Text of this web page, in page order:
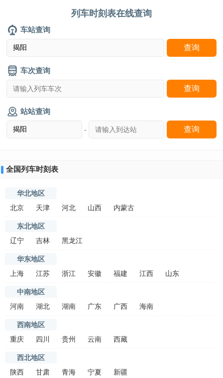
列车时刻表在线查询
车站查询
车次查询
站站查询
-
全国列车时刻表
华北地区
北京
天津 河北 山西 内蒙古
东北地区
辽宁
吉林 黑龙江
华东地区
上海
江苏 浙江 安徽 福建 江西 山东
中南地区
河南
湖北 湖南 广东 广西 海南
西南地区
重庆
四川 贵州 云南 西藏
西北地区
陕西
甘肃 青海 宁夏 新疆